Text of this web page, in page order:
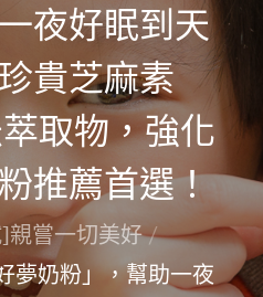
夜好眠到天
貴芝麻素
取物，強化
推薦首選！
親嘗一切美好
夢奶粉」，幫助一夜